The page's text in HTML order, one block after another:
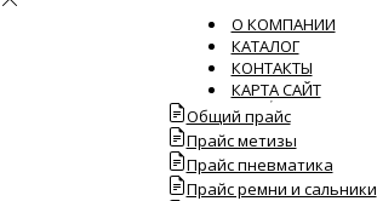
О КОМПАНИИ
КАТАЛОГ
КОНТАКТЫ
КАРТА САЙТ
Общий прайс
Прайс метизы
Прайс пневматика
Прайс ремни и сальники